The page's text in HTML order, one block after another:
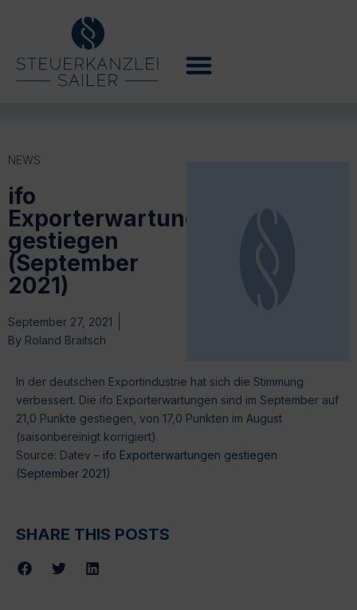
NEWS
ifo
Exporterwartungen
gestiegen
(September
2021)
September 27, 2021
By Roland Braitsch
In der deutschen Exportindustrie hat sich die Stimmung
verbessert. Die ifo Exporterwartungen sind im September auf
21,0 Punkte gestiegen, von 17,0 Punkten im August
(saisonbereinigt korrigiert).
Source: Datev – ifo Exporterwartungen gestiegen
(September 2021)
SHARE THIS POSTS